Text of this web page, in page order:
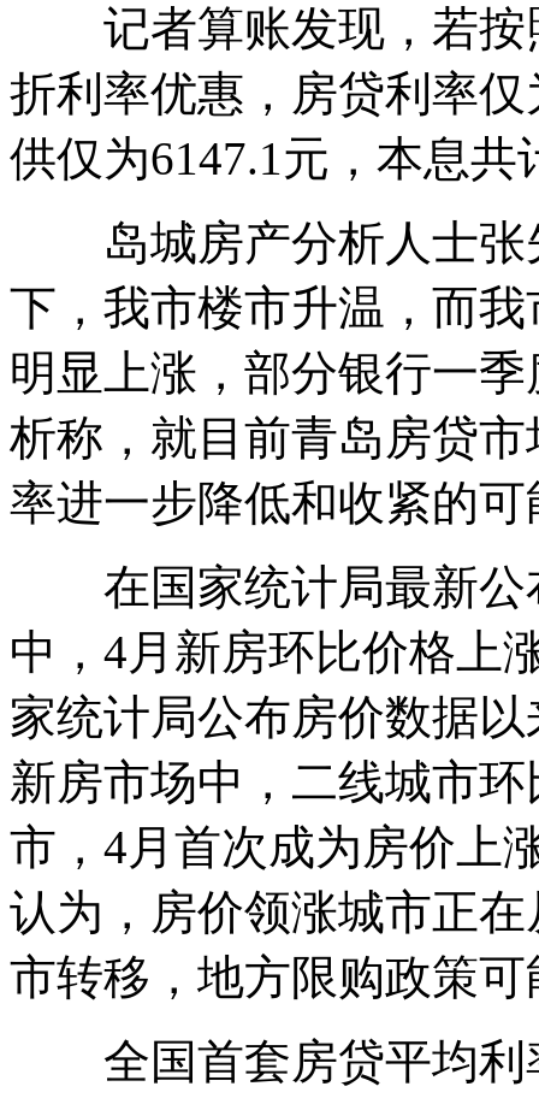
记者算账发现，若按
折利率优惠，房贷利率
供仅为6147.1元，本息共
岛城房产分析人士张
下，我市楼市升温，而
明显上涨，部分银行一
析称，就目前青岛房贷
率进一步降低和收紧的
在国家统计局最新公
中，4月新房环比价格上
家统计局公布房价数据
新房市场中，二线城市
市，4月首次成为房价上
认为，房价领涨城市正
市转移，地方限购政策
全国首套房贷平均利